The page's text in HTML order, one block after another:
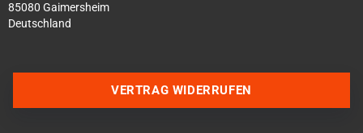
85080 Gaimersheim
Deutschland
VERTRAG WIDERRUFEN